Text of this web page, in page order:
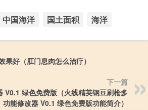
中国海洋 国土面积 海洋
果好（肛门息肉怎么治疗）
下一篇
V0.1 绿色免费版（火线精英钢豆刷枪多
功能修改器 V0.1 绿色免费版功能简介）